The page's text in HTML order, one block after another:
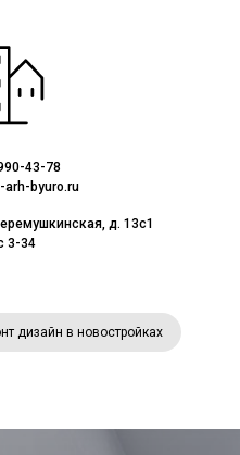
43-78
arh-byuro.ru
д. 13с1
3-34
дизайн в новостройках